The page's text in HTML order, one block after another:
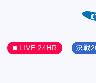
LIVE 24HR 決戰